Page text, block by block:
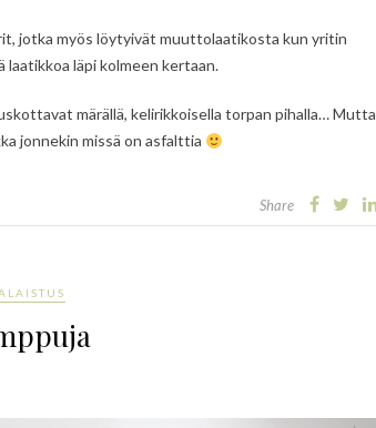
jotka myös löytyivät muuttolaatikosta kun yritin
läpi kolmeen kertaan.
märällä, kelirikkoisella torpan pihalla… Mutta
jonnekin missä on asfalttia
Share